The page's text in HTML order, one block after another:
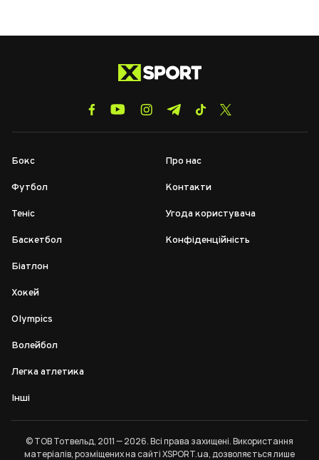
Бокс
Футбол
Теніс
Баскетбол
Біатлон
Хокей
Olympics
Волейбол
Легка атлетика
Інші
Про нас
Контакти
Угода користувача
Конфіденційність
© ТОВ Тотвельд, 2011 — 2026. Всі права захищені. Використання
матеріалів, розміщених на сайті XSPORT.ua, дозволяється лише